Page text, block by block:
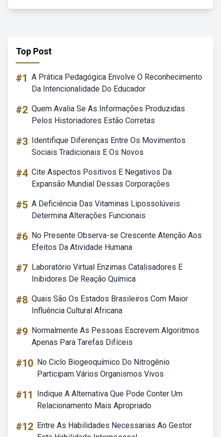
Top Post
#1 A Prática Pedagógica Envolve O Reconhecimento
Da Intencionalidade Do Educador
#2 Quem Avalia Se As Informações Produzidas
Pelos Historiadores Estão Corretas
#3 Identifique Diferenças Entre Os Movimentos
Sociais Tradicionais E Os Novos
#4 Cite Aspectos Positivos E Negativos Da
Expansão Mundial Dessas Corporações
#5 A Deficiência Das Vitaminas Lipossolúveis
Determina Alterações Funcionais
#6 No Presente Observa-se Crescente Atenção Aos
Efeitos Da Atividade Humana
#7 Laboratório Virtual Enzimas Catalisadores E
Inibidores De Reação Química
#8 Quais São Os Estados Brasileiros Com Maior
Influência Cultural Africana
#9 Normalmente As Pessoas Escrevem Algoritmos
Apenas Para Tarefas Difíceis
#10 No Ciclo Biogeoquímico Do Nitrogênio
Participam Vários Organismos Vivos
#11
Indique A Alternativa Que Pode Conter Um
Relacionamento Mais Apropriado
#12 Entre As Habilidades Necessarias Ao Gestor